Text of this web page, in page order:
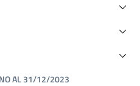
AL 31/12/2023